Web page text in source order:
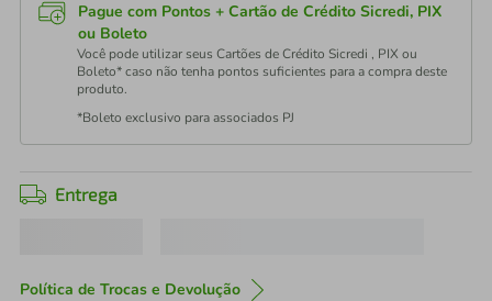
Pague com Pontos + Cartão de Crédito Sicredi, PIX
ou Boleto
Você pode utilizar seus Cartões de Crédito Sicredi , PIX ou
Boleto* caso não tenha pontos suficientes para a compra deste
produto.
*Boleto exclusivo para associados PJ
Entrega
Política de Trocas e Devolução